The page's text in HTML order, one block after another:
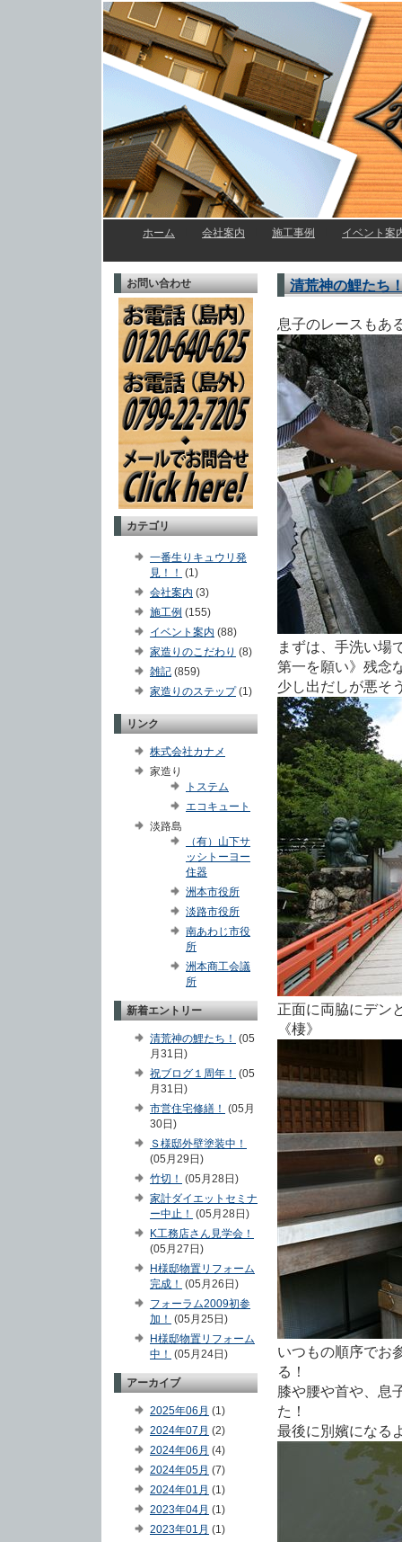
ホーム 会社案内 施工事例 イベント案
清荒神の鯉たち
息子のレースもあ
まずは、手洗い場
第一を願い》残念
少し出だしが悪そ
正面に両脇にデン
《棲》
いつもの順序でお
る！
膝や腰や首や、息
た！
最後に別嬪になる
お問い合わせ
カテゴリ
一番生りキュウリ発
見！！ (1)
会社案内 (3)
施工例 (155)
イベント案内 (88)
家造りのこだわり (8)
雑記 (859)
家造りのステップ(1)
リンク
株式会社カナメ
家造り
トステム
エコキュート
淡路島
（有）山下サ
ッシトーヨー
住器
洲本市役所
淡路市役所
南あわじ市役
所
洲本商工会議
所
新着エントリー
清荒神の鯉たち！ (05
月31日)
祝ブログ１周年！ (05
月31日)
市営住宅修繕！ (05月
30日)
Ｓ様邸外壁塗装中！
(05月29日)
竹切！ (05月28日)
家計ダイエットセミナ
ー中止！ (05月28日)
K工務店さん見学会！
(05月27日)
H様邸物置リフォーム
完成！ (05月26日)
フォーラム2009初参
加！ (05月25日)
H様邸物置リフォーム
中！ (05月24日)
アーカイブ
2025年06月 (1)
2024年07月 (2)
2024年06月 (4)
2024年05月 (7)
2024年01月 (1)
2023年04月 (1)
2023年01月 (1)